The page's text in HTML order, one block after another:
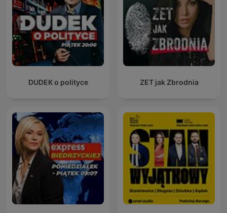
DUDEK o polityce ZET jak Zbrodnia